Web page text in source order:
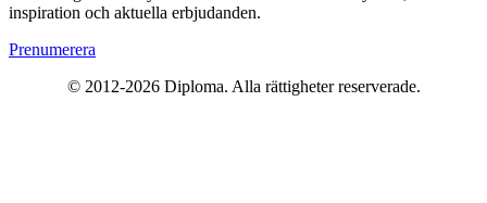
inspiration och aktuella erbjudanden.
Prenumerera
© 2012-2026Diploma. Alla rättigheter reserverade.